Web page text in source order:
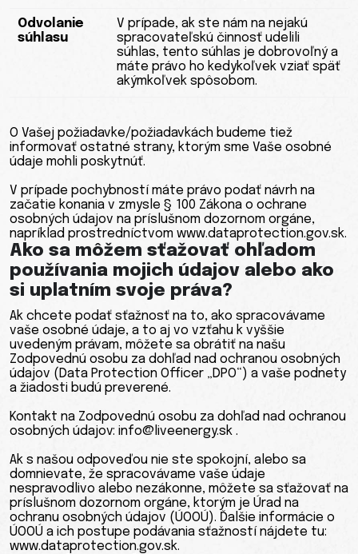
Odvolanie
súhlasu
V prípade, ak ste nám na nejakú
spracovateľskú činnosť udelili
súhlas, tento súhlas je dobrovoľný a
máte právo ho kedykoľvek vziať späť
akýmkoľvek spôsobom.
O Vašej požiadavke/požiadavkách budeme tiež
informovať ostatné strany, ktorým sme Vaše osobné
údaje mohli poskytnúť.
V prípade pochybností máte právo podať návrh na
začatie konania v zmysle § 100 Zákona o ochrane
osobných údajov na príslušnom dozornom orgáne,
napríklad prostredníctvom www.dataprotection.gov.sk.
Ako sa môžem sťažovať ohľadom
používania mojich údajov alebo ako
si uplatním svoje práva?
Ak chcete podať sťažnosť na to, ako spracovávame
vaše osobné údaje, a to aj vo vzťahu k vyššie
uvedeným právam, môžete sa obrátiť na našu
Zodpovednú osobu za dohľad nad ochranou osobných
údajov (Data Protection Officer „DPO“) a vaše podnety
a žiadosti budú preverené.
Kontakt na Zodpovednú osobu za dohľad nad ochranou
osobných údajov: info@liveenergy.sk .
Ak s našou odpoveďou nie ste spokojní, alebo sa
domnievate, že spracovávame vaše údaje
nespravodlivo alebo nezákonne, môžete sa sťažovať na
príslušnom dozornom orgáne, ktorým je Úrad na
ochranu osobných údajov (ÚOOÚ). Ďalšie informácie o
ÚOOÚ a ich postupe podávania sťažností nájdete tu:
www.dataprotection.gov.sk.